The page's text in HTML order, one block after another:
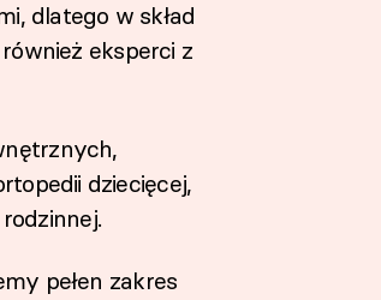
dlatego w skład
eksperci z
dziecięcej,
pełen zakres